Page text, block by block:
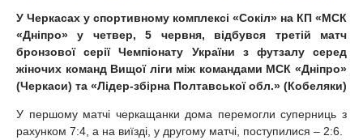
У Черкасах у спортивному комплексі «Сокіл» на КП «МСК
«Дніпро» у четвер, 5 червня, відбувся третій матч
бронзової серії Чемпіонату України з футзалу серед
жіночих команд Вищої ліги між командами МСК «Дніпро»
(Черкаси) та «Лідер-збірна Полтавської обл.» (Кобеляки)
У першому матчі черкащанки дома перемогли суперниць з
рахунком 7:4, а на виїзді, у другому матчі, поступилися – 2:6.